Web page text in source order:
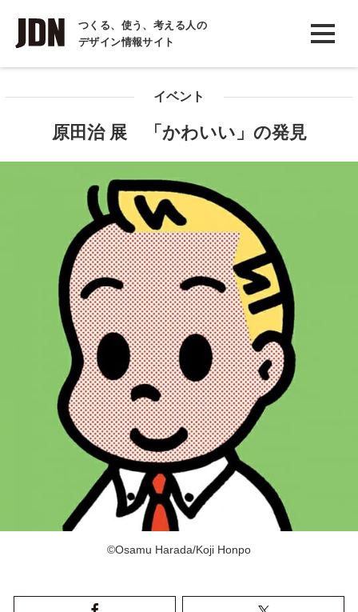
つくる、使う、考える人の
デザイン情報サイト
INTERVIEW
インタビュー
イベント
原田治 展 「かわいい」の発見
©Osamu Harada/Koji Honpo